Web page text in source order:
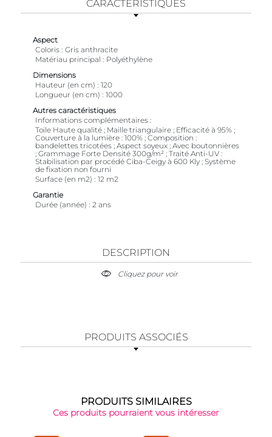
CARACTÉRISTIQUES
Aspect
Coloris Gris anthracite
Matériau principal
Polyéthylène
Dimensions
Hauteur (en cm)
120
Longueur (en cm)
1000
Autres caractéristiques
Informations complémentaires
Toile Haute qualité ; Maille triangulaire ; Efficacité à 95% ;
Couverture à la lumière : 100% ; Composition :
bandelettes tricotées ; Aspect soyeux ; Avec boutonnières
; Grammage Forte Densité 300g/m² ; Traité Anti-UV :
Stabilisation par procédé Ciba-Ceigy à 600 Kly ; Système
de fixation non fourni
Surface (en m2)
12 m2
Garantie
Durée (année)
2 ans
DESCRIPTION
Cliquez pour voir
PRODUITS ASSOCIÉS
PRODUITS SIMILAIRES
Ces produits pourraient vous intéresser